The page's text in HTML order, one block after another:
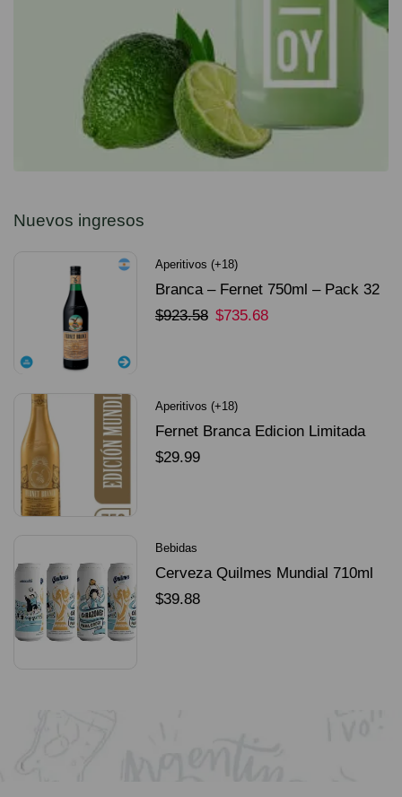
Nuevos ingresos
Aperitivos (+18)
Branca – Fernet 750ml – Pack 32
Unidades
$923.58 $735.68
Aperitivos (+18)
Fernet Branca Edicion Limitada
Dorado Mundial
$29.99
Bebidas
Cerveza Quilmes Mundial 710ml
packX4
$39.88